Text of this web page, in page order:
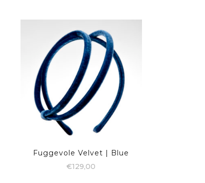
Fuggevole Velvet | Blue
€129,00